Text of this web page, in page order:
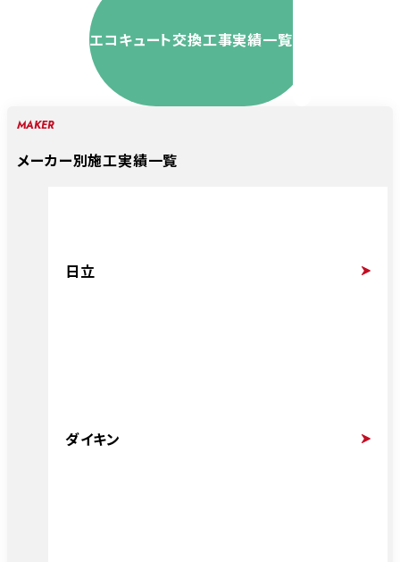
エコキュート交換工事実績一覧
MAKER
メーカー別施工実績一覧
日立
ダイキン